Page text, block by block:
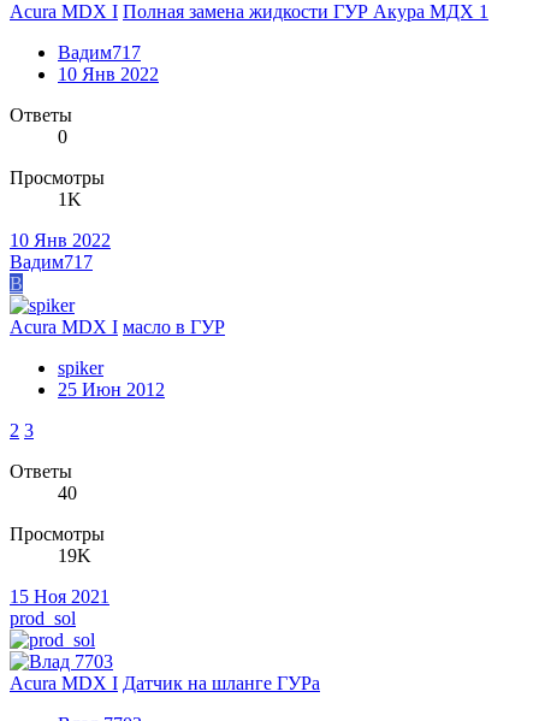
Acura MDX I Полная замена жидкости ГУР Акура МДХ 1
Вадим717
10 Янв 2022
Ответы
0
Просмотры
1K
10 Янв 2022
Вадим717
В
Acura MDX I масло в ГУР
spiker
25 Июн 2012
2 3
Ответы
40
Просмотры
19K
15 Ноя 2021
prod_sol
Acura MDX I Датчик на шланге ГУРа